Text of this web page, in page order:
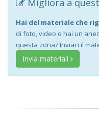
Migliora a
Hai del materiale che
di foto, video o hai un
questa zona? Inviaci il
Invia materiali